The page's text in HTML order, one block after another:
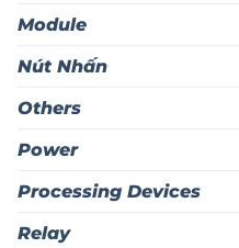
Module
Nút Nhấn
Others
Power
Processing Devices
Relay